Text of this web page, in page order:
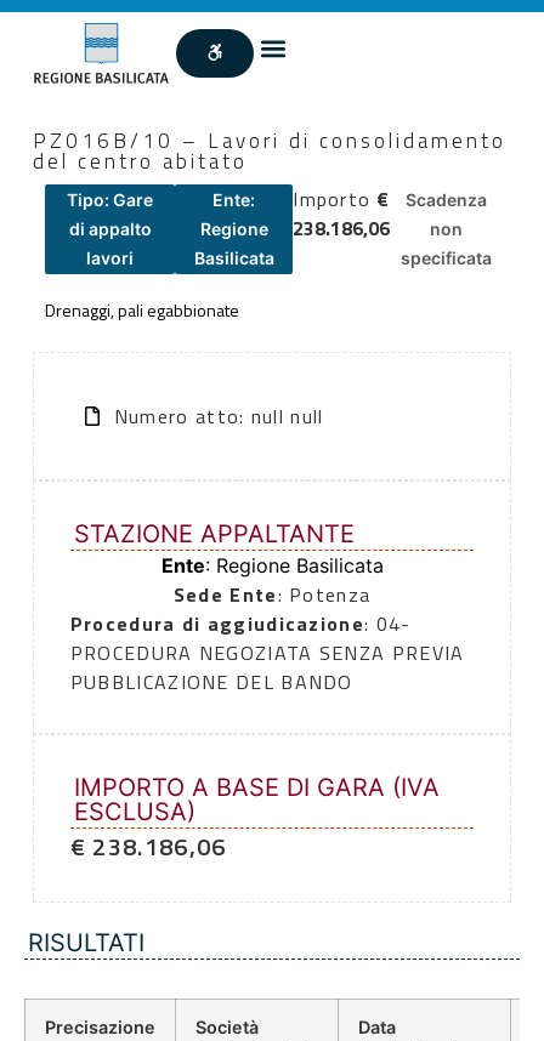
PZ016B/10 – Lavori di consolidamento
del centro abitato
Tipo: Gare
di appalto
lavori
Ente:
Regione
Basilicata
Importo €
238.186,06
Scadenza
non
specificata
Drenaggi, pali egabbionate
Numero atto: null null
STAZIONE APPALTANTE
Ente: Regione Basilicata
Sede Ente: Potenza
Procedura di aggiudicazione: 04-
PROCEDURA NEGOZIATA SENZA PREVIA
PUBBLICAZIONE DEL BANDO
IMPORTO A BASE DI GARA (IVA
ESCLUSA)
€ 238.186,06
RISULTATI
Precisazione
Società
Data